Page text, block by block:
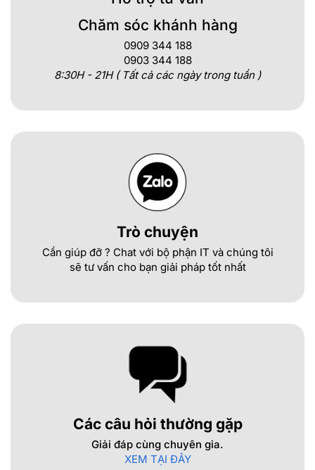
tiết về Laptop Dell Latitude 3420 này đã cung cấp cho bạn
những thông tin hữu ích để đưa ra quyết định mua hàng tốt
Chăm sóc khánh hàng
0909 344 188
0903 344 188
8:30H - 21H ( Tất cả các ngày trong tuần )
Trò chuyện
Cần giúp đỡ ? Chat với bộ phận IT và chúng tôi
sẽ tư vấn cho bạn giải pháp tốt nhất
Các câu hỏi thường gặp
Giải đáp cùng chuyên gia.
XEM TẠI ĐÂY